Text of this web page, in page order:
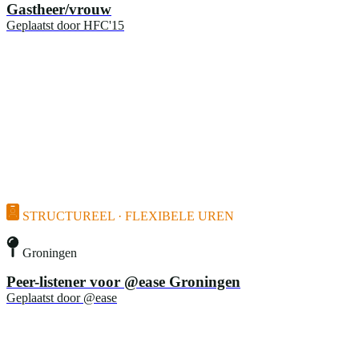
Gastheer/vrouw
Geplaatst door HFC'15
STRUCTUREEL · FLEXIBELE UREN
Groningen
Peer-listener voor @ease Groningen
Geplaatst door @ease